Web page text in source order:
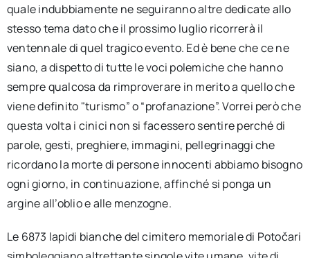
quale indubbiamente ne seguiranno altre dedicate allo
stesso tema dato che il prossimo luglio ricorrerà il
ventennale di quel tragico evento. Ed è bene che ce ne
siano, a dispetto di tutte le voci polemiche che hanno
sempre qualcosa da rimproverare in merito a quello che
viene definito "turismo” o “profanazione”. Vorrei però che
questa volta i cinici non si facessero sentire perché di
parole, gesti, preghiere, immagini, pellegrinaggi che
ricordano la morte di persone innocenti abbiamo bisogno
ogni giorno, in continuazione, affinché si ponga un
argine all’oblio e alle menzogne.
Le 6873 lapidi bianche del cimitero memoriale di Potočari